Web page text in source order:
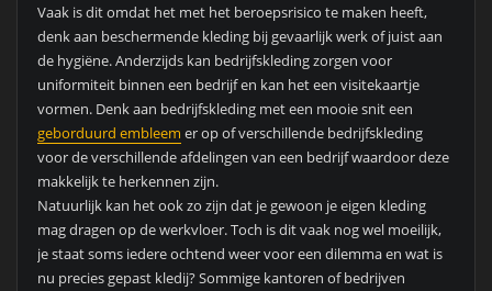
Vaak is dit omdat het met het beroepsrisico te maken heeft,
denk aan beschermende kleding bij gevaarlijk werk of juist aan
de hygiëne. Anderzijds kan bedrijfskleding zorgen voor
uniformiteit binnen een bedrijf en kan het een visitekaartje
vormen. Denk aan bedrijfskleding met een mooie snit een
geborduurd embleem er op of verschillende bedrijfskleding
voor de verschillende afdelingen van een bedrijf waardoor deze
makkelijk te herkennen zijn.
Natuurlijk kan het ook zo zijn dat je gewoon je eigen kleding
mag dragen op de werkvloer. Toch is dit vaak nog wel moeilijk,
je staat soms iedere ochtend weer voor een dilemma en wat is
nu precies gepast kledij? Sommige kantoren of bedrijven